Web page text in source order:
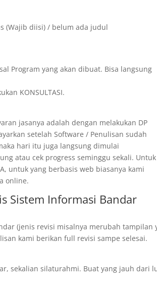
(Wajib diisi) / belum ada judul
Program yang akan dibuat. Bisa langsung
KONSULTASI.
jasanya adalah dengan melakukan DP
setelah Software / Penulisan sudah
hari itu juga langsung dimulai
atau cek progress seminggu sekali. Untuk
untuk yang berbasis web biasanya kami
online.
Sistem Informasi Bandar
(jenis revisi misalnya merubah tampilan
kami berikan full revisi sampe selesai.
sekalian silaturahmi. Buat yang jauh dari